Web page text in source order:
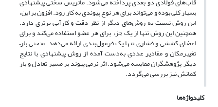
بسیار کلی بوده و می‌تواند برای هر نوع پیوندی به کار رود. افزون بر این،
این روش نسبت به روش‌های دیگر از نظر دقت و کارآیی برتری دارد.
همچنین این روش تنها از یک جزء برای هر عضو استفاده می‌کند و برای
اعضای کششی و فشاری تنها یک فرمول‌بندی ارائه می‌دهد. منحنی بار–
تغییرمکان و مقادیر عددی به‌دست آمده از روش پیشنهادی با نتایج
دیگر پژوهشگران مقایسه می‌شود. اثر نرمی پیوند بر مسیر تعادل و بار
کمانش نیز بررسی می‌گردد.
کلیدواژه‌ها